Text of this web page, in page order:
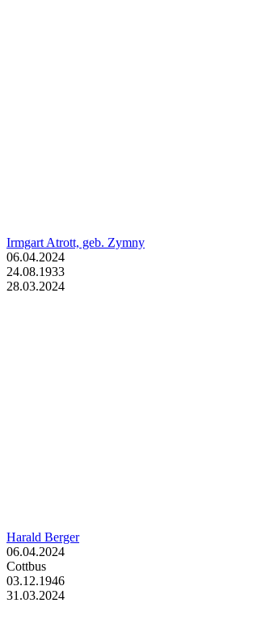
Irmgart Atrott, geb. Zymny
06.04.2024
24.08.1933
28.03.2024
Harald Berger
06.04.2024
Cottbus
03.12.1946
31.03.2024